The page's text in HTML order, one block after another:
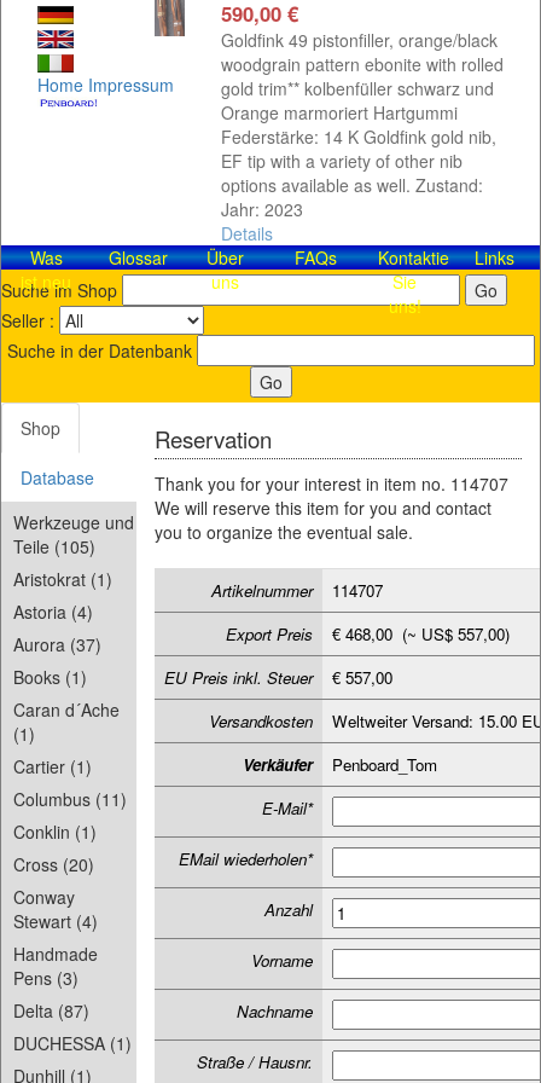
Home Impressum
590,00 €
Goldfink 49 pistonfiller, orange/black
woodgrain pattern ebonite with rolled
gold trim** kolbenfüller schwarz und
Orange marmoriert Hartgummi
Federstärke: 14 K Goldfink gold nib,
EF tip with a variety of other nib
options available as well. Zustand:
Jahr: 2023
Details
Was
ist neu
Glossar
Über
uns
FAQs
Kontaktieren
Sie
uns!
Links
Suche im Shop
Seller :
Suche in der Datenbank
Shop
Database
Werkzeuge und
Teile (105)
Aristokrat (1)
Astoria (4)
Aurora (37)
Books (1)
Caran d´Ache
(1)
Cartier (1)
Columbus (11)
Conklin (1)
Cross (20)
Conway
Stewart (4)
Handmade
Pens (3)
Delta (87)
DUCHESSA (1)
Dunhill (1)
Reservation
Thank you for your interest in item no. 114707
We will reserve this item for you and contact
you to organize the eventual sale.
Artikelnummer
114707
Export Preis
€ 468,00 (~ US$ 557,00)
EU Preis inkl. Steuer
€ 557,00
Versandkosten
Weltweiter Versand: 15.00
Verkäufer
Penboard_Tom
E-Mail*
EMail wiederholen*
Anzahl
Vorname
Nachname
Straße / Hausnr.